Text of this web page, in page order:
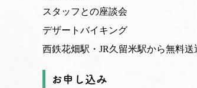
スタッフとの座談会
デザートバイキング
西鉄花畑駅・JR久留米駅から無料送
お申し込み